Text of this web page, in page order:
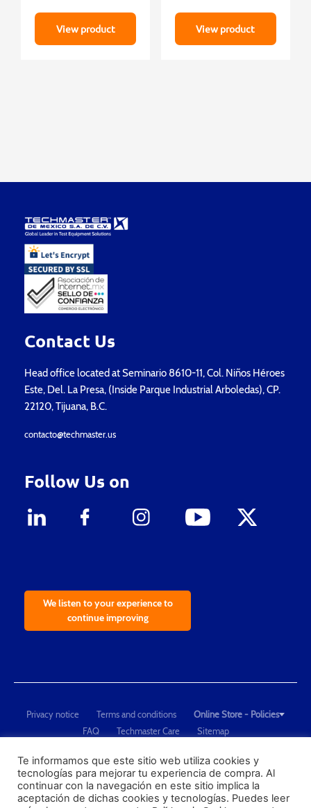
View product View product
Contact Us
Head office located at Seminario 8610-11, Col. Niños Héroes
Este, Del. La Presa, (Inside Parque Industrial Arboledas), CP.
22120, Tijuana, B.C.
contacto@techmaster.us
Follow Us on
We listen to your experience to
continue improving
Privacy notice Terms and conditions
Online Store - Policies
FAQ
Techmaster Care
Sitemap
"Techmaster de México is The Global Leader in Test Equipment Solutions -
Calibration, Dimensional Measurement and Testing"
PROFECO
Te informamos que este sitio web utiliza cookies y
tecnologías para mejorar tu experiencia de compra. Al
continuar con la navegación en este sitio implica la
aceptación de dichas cookies y tecnologías. Puedes leer